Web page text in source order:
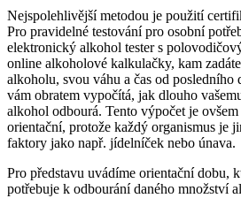
Nejspolehlivější metodou je použití
Pro pravidelné testování pro osobní
elektronický alkohol tester s
online alkoholové kalkulačky, kam
alkoholu, svou váhu a čas od
vám obratem vypočítá, jak dlouho
alkohol odbourá. Tento výpočet je ovšem
orientační, protože každý organismus je
faktory jako např. jídelníček nebo únava.
Pro představu uvádíme orientační dobu,
potřebuje k odbourání daného množství